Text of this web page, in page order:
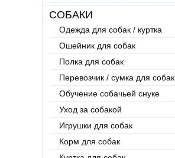
СОБАКИ
Одежда для собак / куртка
Ошейник для собак
Полка для собак
Перевозчик / сумка для собак
Обучение собачьей снуке
Уход за собакой
Игрушки для собак
Корм для собак